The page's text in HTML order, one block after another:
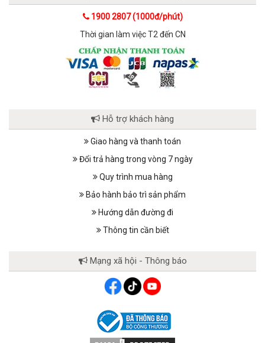
1900 2807 (1000đ/phút)
Thời gian làm việc T2 đến CN
Hỗ trợ khách hàng
Giao hàng và thanh toán
Đổi trả hàng trong vòng 7 ngày
Quy trình mua hàng
Bảo hành bảo trì sản phẩm
Hướng dẫn đường đi
Thông tin cần biết
Mạng xã hội - Thông báo